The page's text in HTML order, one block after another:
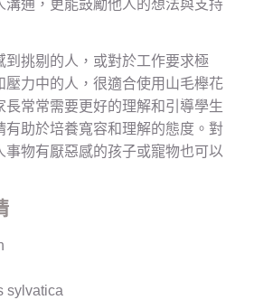
溝通，更能鼓勵他人的想法與支持
到挑剔的人，或對於工作要求極
壓力中的人，很適合使用山毛櫸花
長常常需要更好的理解和引導學生
有助於培養寬容和理解的態度。對
事物有厭惡感的孩子或寵物也可以
sylvatica